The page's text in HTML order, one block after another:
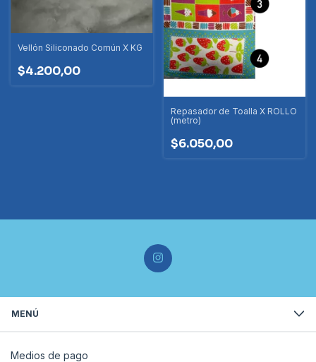
Vellón Siliconado Común X KG
$4.200,00
Repasador de Toalla X ROLLO
(metro)
$6.050,00
MENÚ
Medios de pago